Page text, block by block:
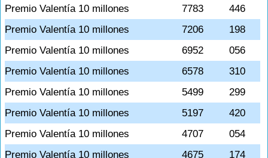
Premio Valentía 10 millones
7783
446
Premio Valentía 10 millones
7206
198
Premio Valentía 10 millones
6952
056
Premio Valentía 10 millones
6578
310
Premio Valentía 10 millones
5499
299
Premio Valentía 10 millones
5197
420
Premio Valentía 10 millones
4707
054
Premio Valentía 10 millones
4675
174